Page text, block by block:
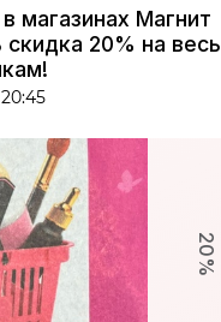
магазинах Магнит
20% на весь
20%